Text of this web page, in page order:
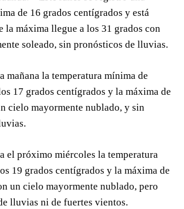
de 16 grados centígrados y está
la máxima llegue a los 31 grados con
soleado, sin pronósticos de lluvias.
mañana la temperatura mínima de
17 grados centígrados y la máxima de
cielo mayormente nublado, y sin
el próximo miércoles la temperatura
19 grados centígrados y la máxima de
un cielo mayormente nublado, pero
lluvias ni de fuertes vientos.